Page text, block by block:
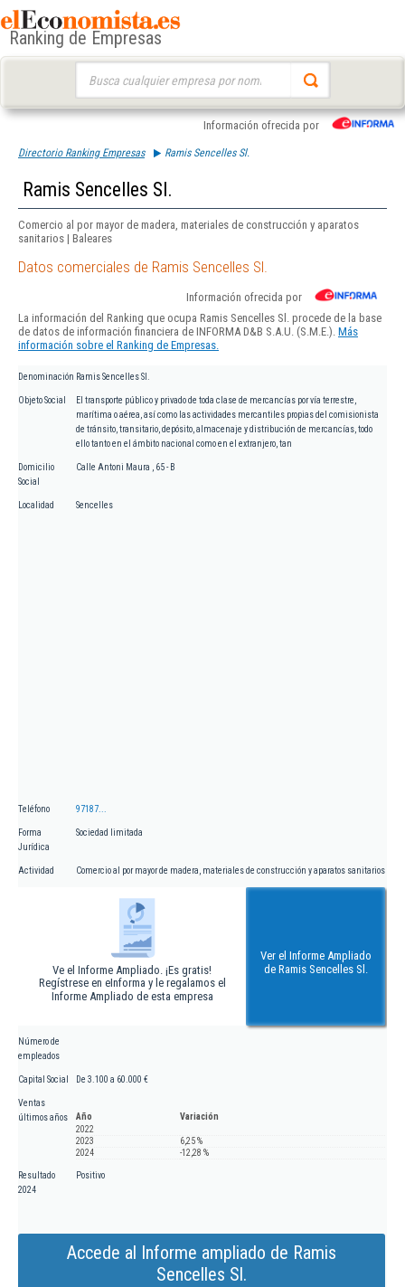
Ranking de Empresas
Información ofrecida por
Directorio Ranking Empresas Ramis Sencelles Sl.
Ramis Sencelles Sl.
Comercio al por mayor de madera, materiales de construcción y aparatos
sanitarios | Baleares
Datos comerciales de Ramis Sencelles Sl.
Información ofrecida por
La información del Ranking que ocupa Ramis Sencelles Sl. procede de la base
de datos de información financiera de INFORMA D&B S.A.U. (S.M.E.). Más
información sobre el Ranking de Empresas.
Denominación Ramis Sencelles Sl.
Objeto Social
El transporte público y privado de toda clase de mercancías por vía terrestre,
marítima o aérea, así como las actividades mercantiles propias del comisionista
de tránsito, transitario, depósito, almacenaje y distribución de mercancías, todo
ello tanto en el ámbito nacional como en el extranjero, tan
Domicilio
Social
Calle Antoni Maura , 65 - B
Localidad Sencelles
Teléfono 97187...
Forma
Jurídica
Sociedad limitada
Actividad Comercio al por mayor de madera, materiales de construcción y aparatos sanitarios
Ve el Informe Ampliado. ¡Es gratis!
Regístrese en eInforma y le regalamos el
Informe Ampliado de esta empresa
Ver el Informe Ampliado
de Ramis Sencelles Sl.
Número de
empleados
Capital Social De 3.100 a 60.000 €
Ventas
últimos años
Año
Variación
2022
2023
6,25 %
2024
-12,28 %
Resultado
2024
Positivo
Accede al Informe ampliado de Ramis
Sencelles Sl.